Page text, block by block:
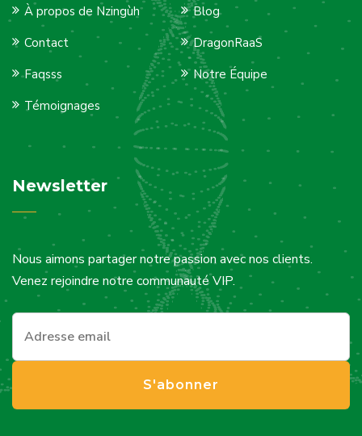
À propos de Nzingùh
Blog
Contact
DragonRaaS
Faqsss
Notre Équipe
Témoignages
Newsletter
Nous aimons partager notre passion avec nos clients.
Venez rejoindre notre communauté VIP.
S'abonner